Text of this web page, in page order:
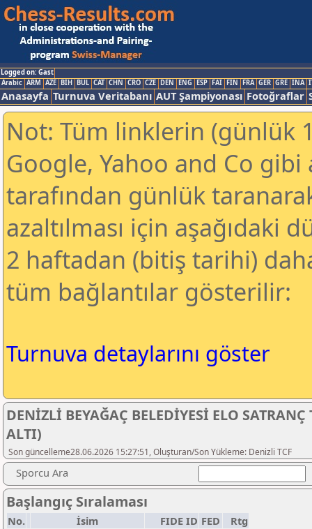
Logged on: Gast
Arabic ARM AZE BIH BUL CAT CHN CRO CZE DEN ENG ESP FAI FIN FRA GER GRE INA
Anasayfa Turnuva Veritabanı AUT Şampiyonası Fotoğraflar
Not: Tüm linklerin (günlük
Google, Yahoo and Co
tarafından günlük
azaltılması için aşağıdaki
2 haftadan (bitiş tarihi)
tüm bağlantılar gösterilir:
Turnuva detaylarını göster
DENİZLİ BEYAĞAÇ BELEDİYESİ ELO
ALTI)
Son güncelleme28.06.2026 15:27:51, Oluşturan/Son Yükleme: Denizli TCF
Sporcu Ara
Başlangıç Sıralaması
No. İsim FIDE ID FED
Rtg